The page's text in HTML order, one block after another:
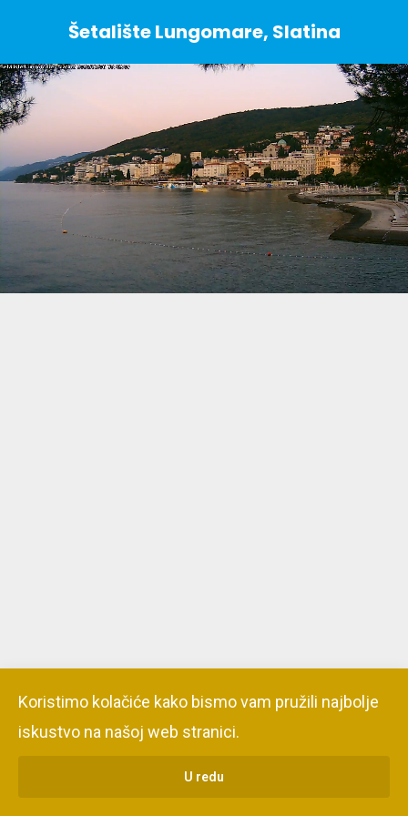
Šetalište Lungomare, Slatina
Unmute
Stream
Koristimo kolačiće kako bismo vam pružili najbolje
iskustvo na našoj web stranici.
U redu